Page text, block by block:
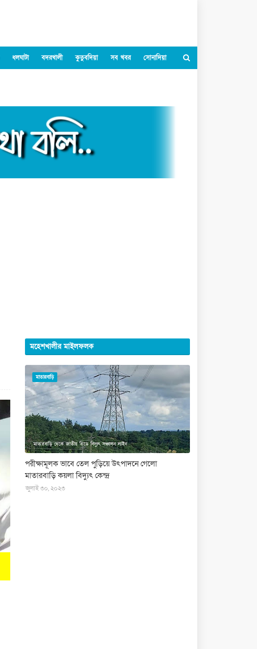
ধলঘাটা বদরখালী কুতুবদিয়া সব খবর সোনাদিয়া
মহেশখালীর মাইলফলক
মাতারবাড়ি
পরীক্ষামূলক ভাবে তেল পুড়িয়ে উৎপাদনে গেলো
মাতারবাড়ি কয়লা বিদ্যুৎ কেন্দ্র
জুলাই ৩০, ২০২৩